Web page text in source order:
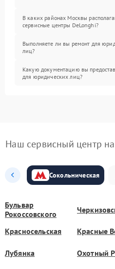
В каких районах Москвы
сервисные центры DeLonghi?
Выполняете ли вы ремонт для
лиц?
Какую документацию вы
для юридических лиц?
Наш сервисный центр
Сокольническая
Бульвар
Рокоссовского
Красносельская
Красные
Лубянка Охотный